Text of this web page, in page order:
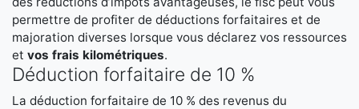
permettre de profiter de déductions forfaitaires et de
majoration diverses lorsque vous déclarez vos ressources
et vos frais kilométriques.
Déduction forfaitaire de 10 %
La déduction forfaitaire de 10 % des revenus du